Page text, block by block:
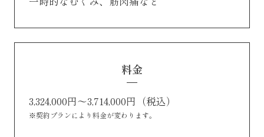
料金
3,324,000円〜3,714,000円（税込）
※契約プランにより料金が変わります。